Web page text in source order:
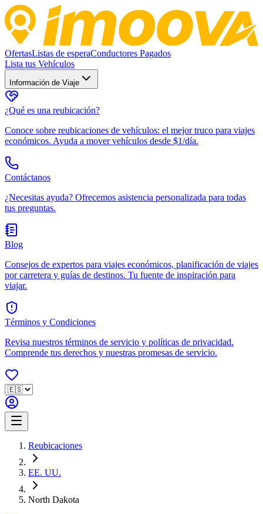
OfertasListas de esperaConductores Pagados
Lista tus Vehículos
Información de Viaje
¿Qué es una reubicación?
Conoce sobre reubicaciones de vehículos: el mejor truco para viajes
económicos. Ayuda a mover vehículos desde $1/día.
Contáctanos
¿Necesitas ayuda? Ofrecemos asistencia personalizada para todas
tus preguntas.
Blog
Consejos de expertos para viajes económicos, planificación de viajes
por carretera y guías de destinos. Tu fuente de inspiración para
viajar.
Términos y Condiciones
Revisa nuestros términos de servicio y políticas de privacidad.
Comprende tus derechos y nuestras promesas de servicio.
Reubicaciones
EE. UU.
North Dakota